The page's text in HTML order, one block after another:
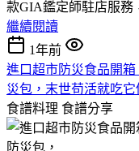
款GIA鑑定師駐店服務
繼續閱讀
1年前
進口超市防災食品開
災包，末世苟活就吃它
食譜料理 食譜分享